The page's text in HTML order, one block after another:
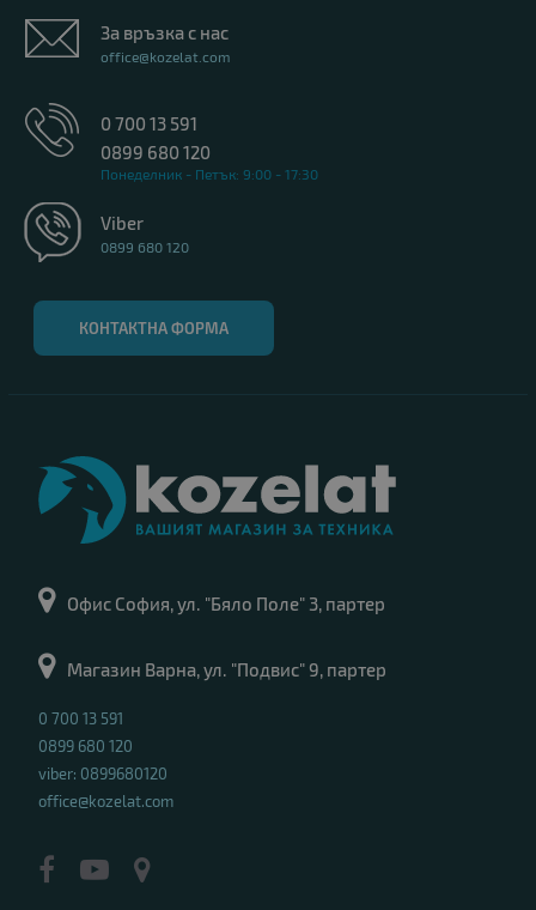
За връзка с нас
office@kozelat.com
0 700 13 591
0899 680 120
Понеделник - Петък: 9:00 - 17:30
Viber
0899 680 120
КОНТАКТНА ФОРМА
Офис София, ул. "Бяло Поле" 3, партер
Магазин Варна, ул. "Подвис" 9, партер
0 700 13 591
0899 680 120
viber: 0899680120
office@kozelat.com